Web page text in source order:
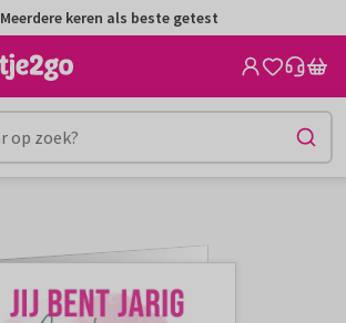
Meerdere keren als beste getest